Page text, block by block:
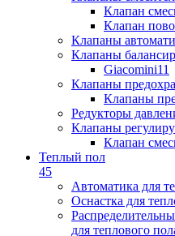
Клапан
Клапан
Клапаны
Клапаны
Giacomini11
Клапаны
Клапаны
Редукторы
Клапаны
Клапан
Теплый пол
45
Автоматика для
Оснастка для
для теплового